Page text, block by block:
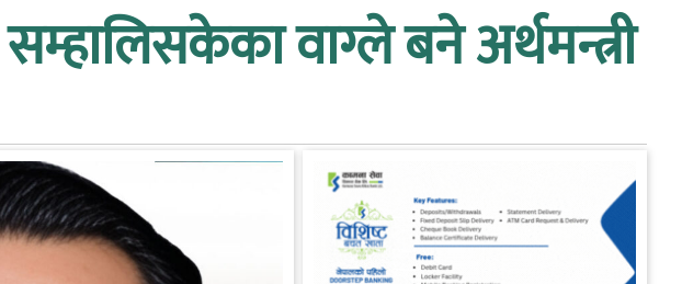
सम्हालिसकेका वाग्ले बने अर्थमन्त्री